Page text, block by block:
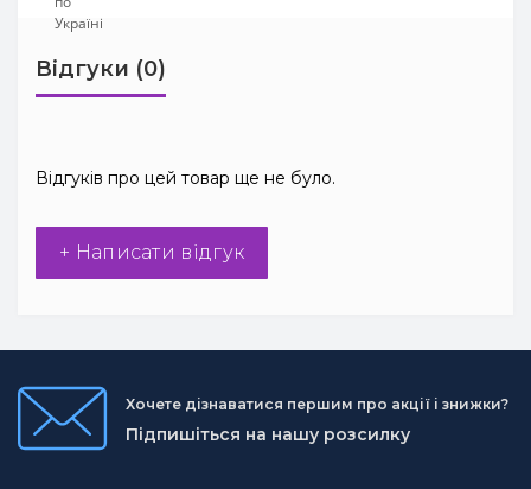
Відгуки (0)
Відгуків про цей товар ще не було.
+ Написати відгук
Хочете дізнаватися першим про акції і знижки?
Підпишіться на нашу розсилку